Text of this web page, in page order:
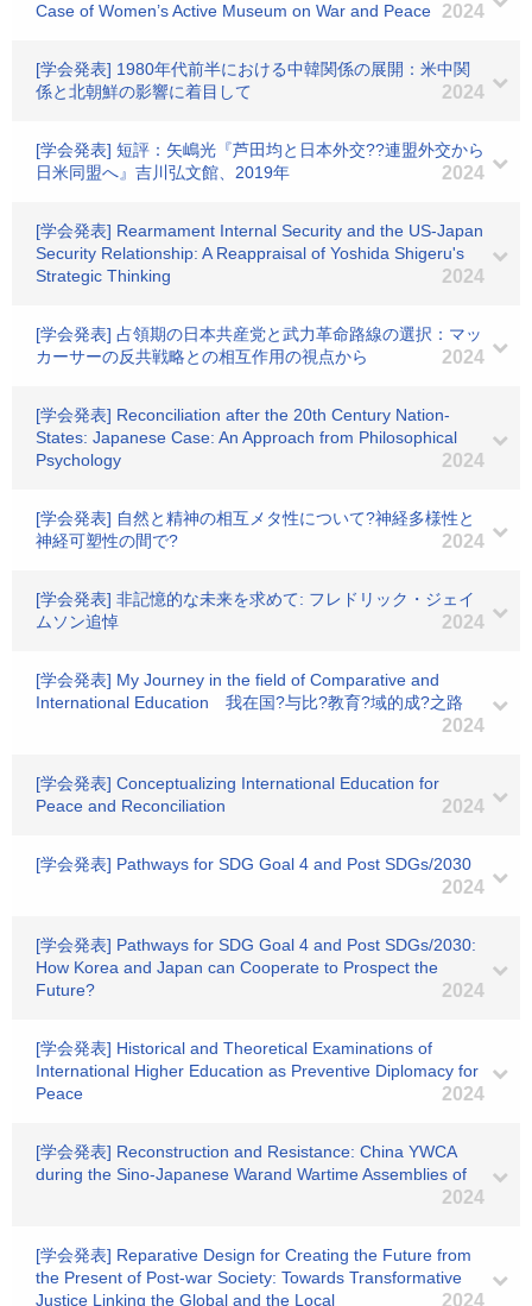
Case of Women’s Active Museum on War and Peace
2024
[学会発表] 1980年代前半における中韓関係の展開：米中関
係と北朝鮮の影響に着目して
2024
[学会発表] 短評：矢嶋光『芦田均と日本外交??連盟外交から
日米同盟へ』吉川弘文館、2019年
2024
[学会発表] Rearmament Internal Security and the US-Japan
Security Relationship: A Reappraisal of Yoshida Shigeru's
Strategic Thinking
2024
[学会発表] 占領期の日本共産党と武力革命路線の選択：マッ
カーサーの反共戦略との相互作用の視点から
2024
[学会発表] Reconciliation after the 20th Century Nation-
States: Japanese Case: An Approach from Philosophical
Psychology
2024
[学会発表] 自然と精神の相互メタ性について?神経多様性と
神経可塑性の間で?
2024
[学会発表] 非記憶的な未来を求めて: フレドリック・ジェイ
ムソン追悼
2024
[学会発表] My Journey in the field of Comparative and
International Education 我在国?与比?教育?域的成?之路
2024
[学会発表] Conceptualizing International Education for
Peace and Reconciliation
2024
[学会発表] Pathways for SDG Goal 4 and Post SDGs/2030
2024
[学会発表] Pathways for SDG Goal 4 and Post SDGs/2030:
How Korea and Japan can Cooperate to Prospect the
Future?
2024
[学会発表] Historical and Theoretical Examinations of
International Higher Education as Preventive Diplomacy for
Peace
2024
[学会発表] Reconstruction and Resistance: China YWCA
during the Sino-Japanese Warand Wartime Assemblies of
2024
[学会発表] Reparative Design for Creating the Future from
the Present of Post-war Society: Towards Transformative
Justice Linking the Global and the Local
2024